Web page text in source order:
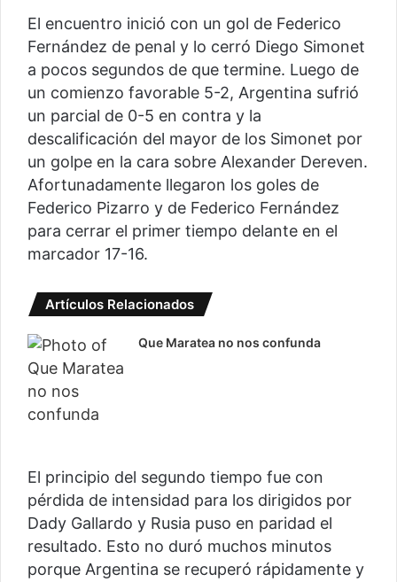
El encuentro inició con un gol de Federico
Fernández de penal y lo cerró Diego Simonet
a pocos segundos de que termine. Luego de
un comienzo favorable 5-2, Argentina sufrió
un parcial de 0-5 en contra y la
descalificación del mayor de los Simonet por
un golpe en la cara sobre Alexander Dereven.
Afortunadamente llegaron los goles de
Federico Pizarro y de Federico Fernández
para cerrar el primer tiempo delante en el
marcador 17-16.
Artículos Relacionados
Que Maratea no nos confunda
El principio del segundo tiempo fue con
pérdida de intensidad para los dirigidos por
Dady Gallardo y Rusia puso en paridad el
resultado. Esto no duró muchos minutos
porque Argentina se recuperó rápidamente y